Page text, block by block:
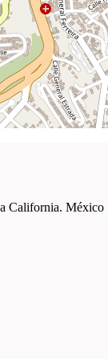
California. México